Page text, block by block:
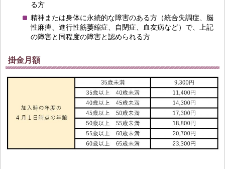
る方
精神または身体に永続的な障害のある方（統合失調症、脳
性麻痺、進行性筋萎縮症、自閉症、血友病など）で、上記
の障害と同程度の障害と認められる方
掛金月額